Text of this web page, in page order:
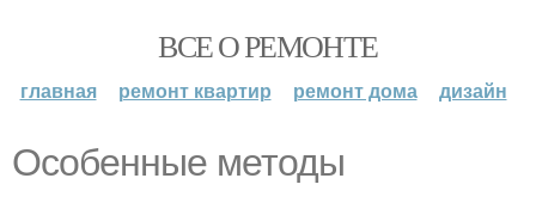
ВСЕ О РЕМОНТЕ
главная ремонт квартир ремонт дома дизайн
Особенные методы